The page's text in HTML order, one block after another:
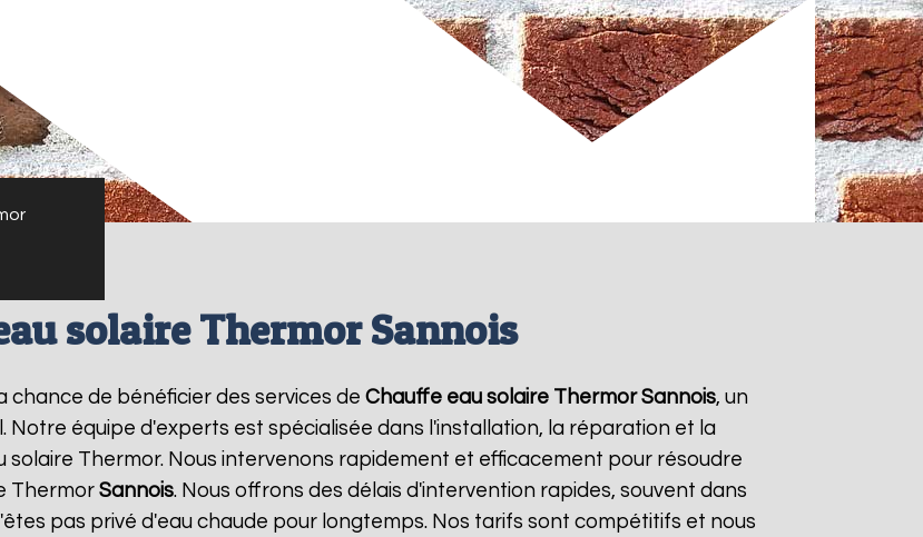
solaire Thermor Sannois
chance de bénéficier des services de Chauffe eau solaire Thermor Sannois, un
équipe d'experts est spécialisée dans l'installation, la réparation et la
Thermor. Nous intervenons rapidement et efficacement pour résoudre
Thermor Sannois. Nous offrons des délais d'intervention rapides, souvent dans
pas privé d'eau chaude pour longtemps. Nos tarifs sont compétitifs et nous